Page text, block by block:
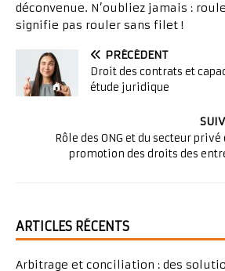
déconvenue. N’oubliez jamais :
signifie pas rouler sans filet !
PRÉCÉDENT
Droit des contrats et
étude juridique
Rôle des ONG et du secteur privé
promotion des droits des
ARTICLES RÉCENTS
Arbitrage et conciliation : des